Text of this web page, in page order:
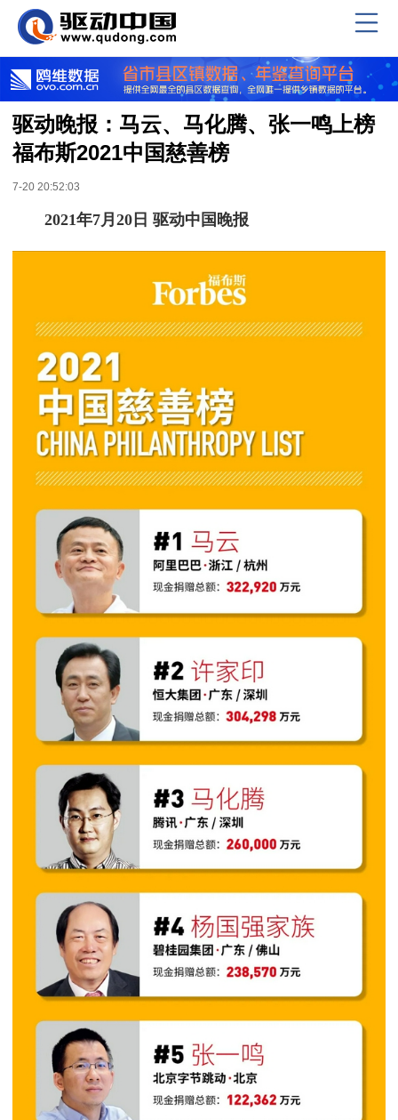
驱动晚报：马云、马化腾、张一鸣上榜
福布斯2021中国慈善榜
7-20 20:52:03
2021年7月20日 驱动中国晚报